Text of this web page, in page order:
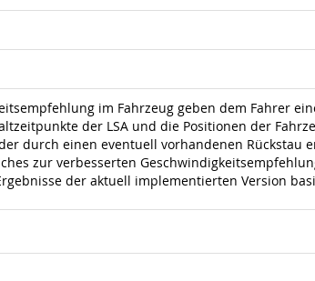
im Fahrzeug geben dem Fahrer
der LSA und die Positionen der
durch einen eventuell vorhandenen
zur verbesserten
der aktuell implementierten Version